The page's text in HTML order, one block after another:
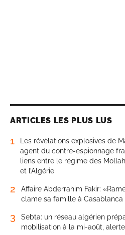
ARTICLES LES PLUS LUS
1
Les révélations explosives de
agent du contre-espionnage
liens entre le régime des
et l’Algérie
2
Affaire Abderrahim Fakir:
clame sa famille à Casablanca
3
Sebta: un réseau algérien
mobilisation à la mi-août,